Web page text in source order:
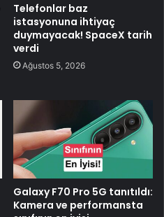
Telefonlar baz
istasyonuna ihtiyaç
duymayacak! SpaceX tarih
verdi
Ağustos 5, 2026
Galaxy F70 Pro 5G tanıtıldı:
Kamera ve performansta